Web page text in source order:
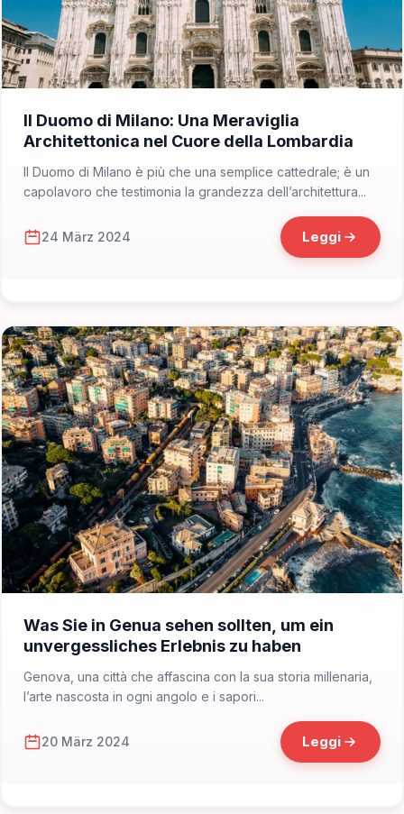
Il Duomo di Milano: Una Meraviglia
Architettonica nel Cuore della Lombardia
Il Duomo di Milano è più che una semplice cattedrale; è un
capolavoro che testimonia la grandezza dell’architettura...
24 März 2024 Leggi
Was Sie in Genua sehen sollten, um ein
unvergessliches Erlebnis zu haben
Genova, una città che affascina con la sua storia millenaria,
l’arte nascosta in ogni angolo e i sapori...
20 März 2024 Leggi